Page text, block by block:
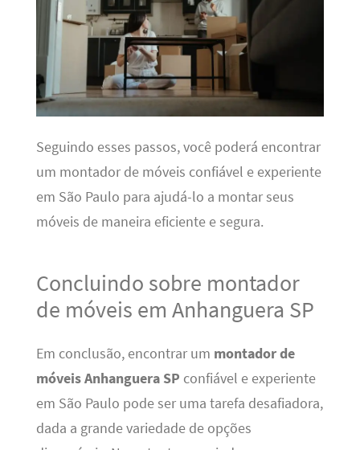
Seguindo esses passos, você poderá encontrar
um montador de móveis confiável e experiente
em São Paulo para ajudá-lo a montar seus
móveis de maneira eficiente e segura.
Concluindo sobre montador
de móveis em Anhanguera SP
Em conclusão, encontrar um montador de
móveis Anhanguera SP confiável e experiente
em São Paulo pode ser uma tarefa desafiadora,
dada a grande variedade de opções